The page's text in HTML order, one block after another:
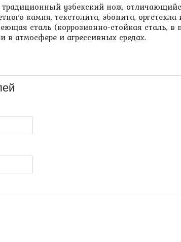
узбекский нож,
камня, текстолита, эбонита,
сталь (коррозионно-стойкая сталь, в
в атмосфере и агрессивных средах.